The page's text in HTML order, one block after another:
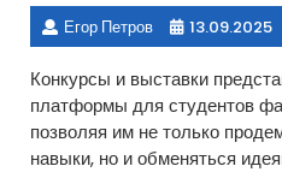
Егор Петров 13.09.2025
Конкурсы и выставки
платформы для студентов
позволяя им не только
навыки, но и обменяться